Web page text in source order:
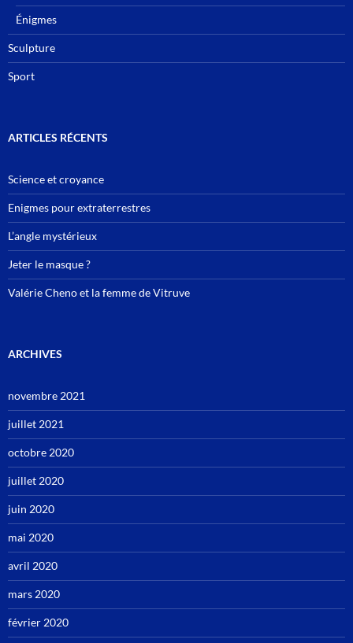
Énigmes
Sculpture
Sport
ARTICLES RÉCENTS
Science et croyance
Enigmes pour extraterrestres
L’angle mystérieux
Jeter le masque ?
Valérie Cheno et la femme de Vitruve
ARCHIVES
novembre 2021
juillet 2021
octobre 2020
juillet 2020
juin 2020
mai 2020
avril 2020
mars 2020
février 2020